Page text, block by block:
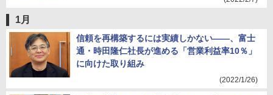
1月
信頼を再構築するには実績しかない――、富士
通・時田隆仁社長が進める「営業利益率10％」
に向けた取り組み
(2022/1/26)